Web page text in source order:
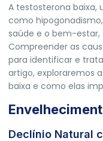
A testosterona
como
saúde e o bem-
Compreender as
para identificar e
artigo, exploraremos
baixa e como elas
Declínio Natural